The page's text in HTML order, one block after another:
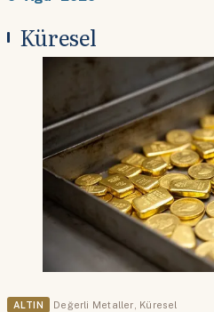
Küresel
ALTIN Değerli Metaller Küresel